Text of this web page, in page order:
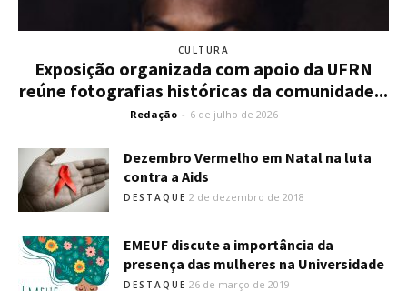
CULTURA
Exposição organizada com apoio da UFRN
reúne fotografias históricas da comunidade...
Redação - 6 de julho de 2026
Dezembro Vermelho em Natal na luta
contra a Aids
DESTAQUE 2 de dezembro de 2018
EMEUF discute a importância da
presença das mulheres na Universidade
DESTAQUE 26 de março de 2019